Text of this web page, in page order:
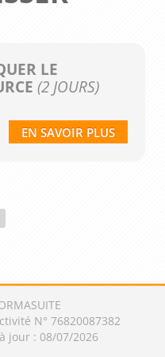
LE
(2 JOURS)
EN SAVOIR PLUS
N° 76820087382
jour : 08/07/2026